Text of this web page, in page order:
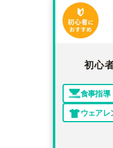
初心
食事指導
ウェアレ